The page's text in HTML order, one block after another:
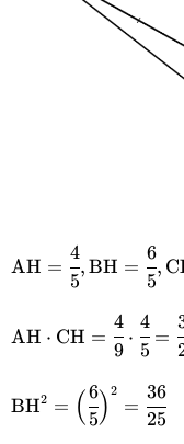
AH =
5
4
,BH =
5
6
,
AH ⋅ CH =
9
4
⋅
5
4
=
BH2 = ( 5
6) 2
=
25
36